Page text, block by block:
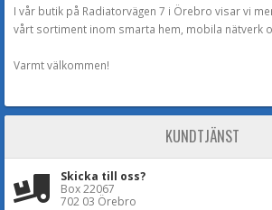
I vår butik på Radiatorvägen 7 i Örebro visar vi
vårt sortiment inom smarta hem, mobila nätverk
Varmt välkommen!
KUNDTJÄNST
Skicka till oss?
Box 22067
702 03 Örebro